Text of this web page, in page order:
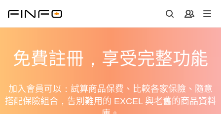
免費註冊，享受完整功能
加入會員可以：試算商品保費、比較各家保險、隨意
搭配保險組合，告別難用的 EXCEL 與老舊的商品資料